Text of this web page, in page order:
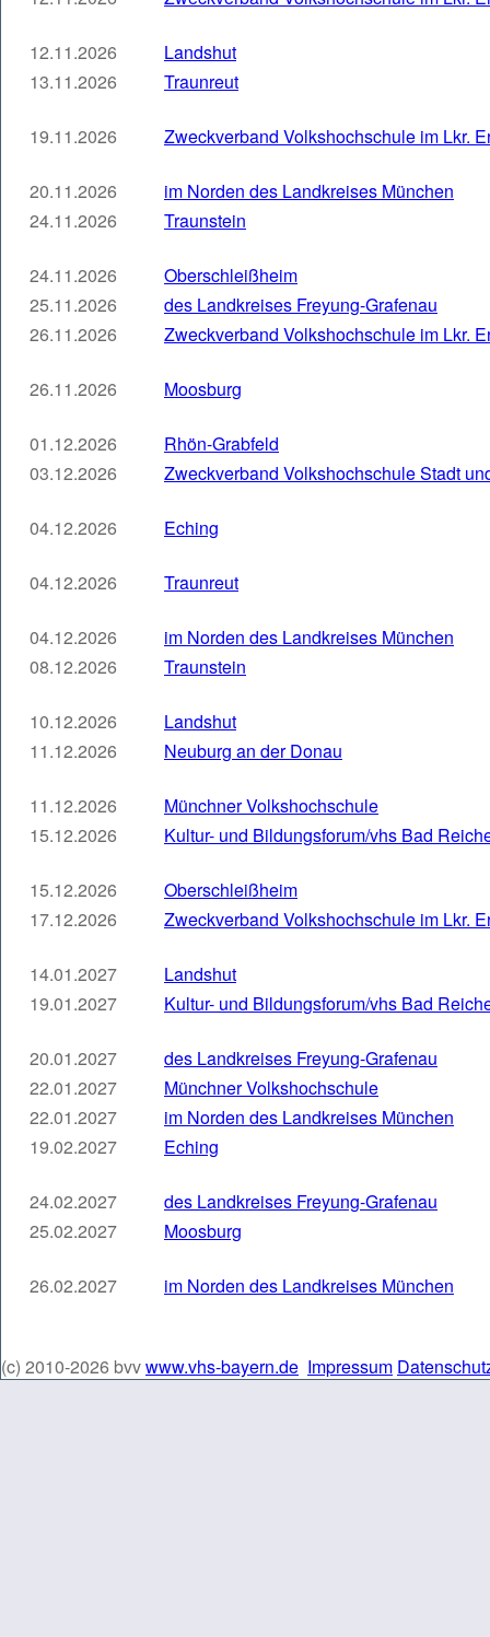
12.11.2026
Landshut
13.11.2026
Traunreut
19.11.2026 Zweckverband Volkshochschule im Lkr.
20.11.2026
im Norden des Landkreises München
24.11.2026
Traunstein
24.11.2026
Oberschleißheim
25.11.2026
des Landkreises Freyung-Grafenau
26.11.2026
Zweckverband Volkshochschule im Lkr.
26.11.2026 Moosburg
01.12.2026
Rhön-Grabfeld
03.12.2026
Zweckverband Volkshochschule Stadt
04.12.2026 Eching
04.12.2026 Traunreut
04.12.2026
im Norden des Landkreises München
08.12.2026
Traunstein
10.12.2026
Landshut
11.12.2026
Neuburg an der Donau
11.12.2026
Münchner Volkshochschule
15.12.2026
Kultur- und Bildungsforum/vhs Bad
15.12.2026
Oberschleißheim
17.12.2026
Zweckverband Volkshochschule im Lkr.
14.01.2027
Landshut
19.01.2027
Kultur- und Bildungsforum/vhs Bad
20.01.2027
des Landkreises Freyung-Grafenau
22.01.2027
Münchner Volkshochschule
22.01.2027
im Norden des Landkreises München
19.02.2027
Eching
24.02.2027
des Landkreises Freyung-Grafenau
25.02.2027
Moosburg
26.02.2027 im Norden des Landkreises München
(c) 2010-2026 bvvwww.vhs-bayern.de Impressum